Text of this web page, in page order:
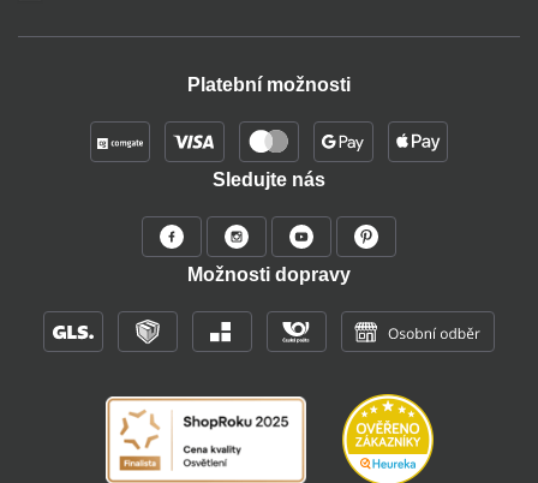
Platební možnosti
Sledujte nás
Možnosti dopravy